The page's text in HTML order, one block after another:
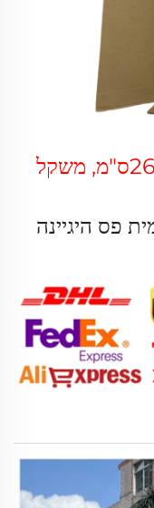
גודל חבילת משלוח:128*49*26ס"מ, משקל
פס היגיינה